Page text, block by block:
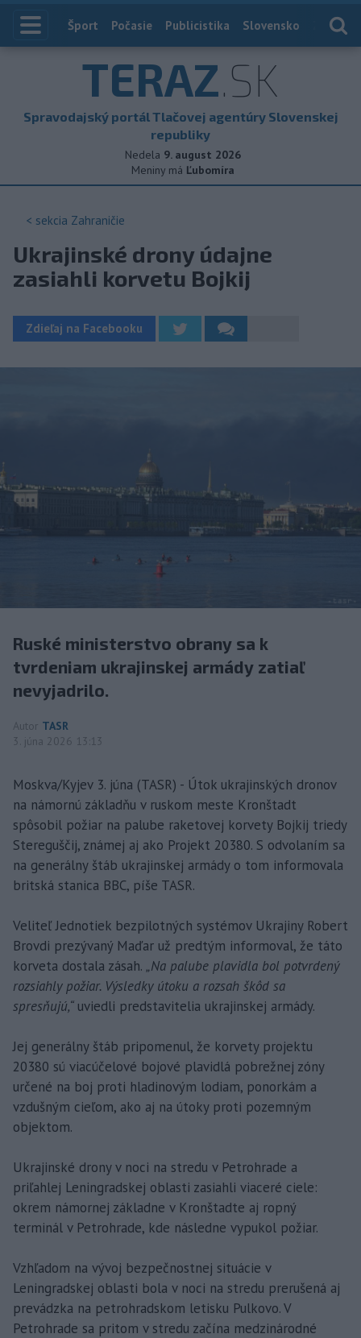
Index
Šport Počasie Publicistika Slovensko
TERAZ.SK
Spravodajský portál Tlačovej agentúry Slovenskej
republiky
Nedela 9. august 2026
Meniny má Ľubomíra
< sekcia Zahraničie
Ukrajinské drony údajne
zasiahli korvetu Bojkij
Zdieľaj na Facebooku
Ruské ministerstvo obrany sa k
tvrdeniam ukrajinskej armády zatiaľ
nevyjadrilo.
Autor TASR
3. júna 2026 13:13
Moskva/Kyjev 3. júna (TASR) - Útok ukrajinských dronov
na námornú základňu v ruskom meste Kronštadt
spôsobil požiar na palube raketovej korvety Bojkij triedy
Stereguščij, známej aj ako Projekt 20380. S odvolaním sa
na generálny štáb ukrajinskej armády o tom informovala
britská stanica BBC, píše TASR.
Veliteľ Jednotiek bezpilotných systémov Ukrajiny Robert
Brovdi prezývaný Maďar už predtým informoval, že táto
korveta dostala zásah. „Na palube plavidla bol potvrdený
rozsiahly požiar. Výsledky útoku a rozsah škôd sa
spresňujú,“ uviedli predstavitelia ukrajinskej armády.
Jej generálny štáb pripomenul, že korvety projektu
20380 sú viacúčelové bojové plavidlá pobrežnej zóny
určené na boj proti hladinovým lodiam, ponorkám a
vzdušným cieľom, ako aj na útoky proti pozemným
objektom.
Ukrajinské drony v noci na stredu v Petrohrade a
priľahlej Leningradskej oblasti zasiahli viaceré ciele:
okrem námornej základne v Kronštadte aj ropný
terminál v Petrohrade, kde následne vypukol požiar.
Vzhľadom na vývoj bezpečnostnej situácie v
Leningradskej oblasti bola v noci na stredu prerušená aj
prevádzka na petrohradskom letisku Pulkovo. V
Petrohrade sa pritom v stredu začína medzinárodné